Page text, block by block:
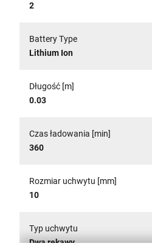
2
Battery Type
Lithium Ion
Długość [m]
0.03
Czas ładowania [min]
360
Rozmiar uchwytu [mm]
10
Typ uchwytu
Dwa rękawy